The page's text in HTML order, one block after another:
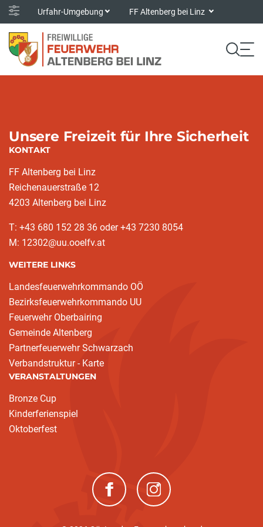
Urfahr-Umgebung FF Altenberg bei Linz
Unsere Freizeit für Ihre Sicherheit
KONTAKT
FF Altenberg bei Linz
Reichenauerstraße 12
4203 Altenberg bei Linz
T: +43 680 152 28 36 oder +43 7230 8054
M: 12302@uu.ooelfv.at
WEITERE LINKS
Landesfeuerwehrkommando OÖ
Bezirksfeuerwehrkommando UU
Feuerwehr Oberbairing
Gemeinde Altenberg
Partnerfeuerwehr Schwarzach
Verbandstruktur - Karte
VERANSTALTUNGEN
Bronze Cup(current)
Kinderferienspiel
Oktoberfest
(neues Fenster)(neues Fenster)